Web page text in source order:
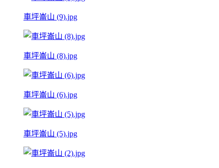
車坪崙山 (9).jpg
車坪崙山 (8).jpg
車坪崙山 (6).jpg
車坪崙山 (5).jpg